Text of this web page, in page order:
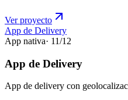
Ver proyecto
App de Delivery
App nativa· 11/12
App de Delivery
App de delivery con